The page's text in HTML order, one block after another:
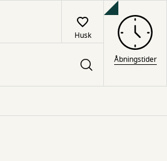
Husk
Åbningstider